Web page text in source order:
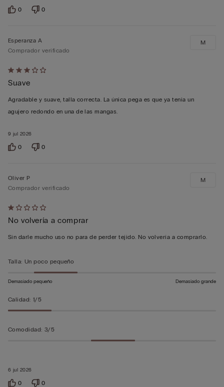
0 0
Calificación
de
3
sobre
9 jul 2026
Esperanza A
Comprador verificado
Suave
Agradable y suave, talla correcta. La única pega es que ya tenia un
agujero redondo en una de las mangas.
M
0 0
Calificación
de
1
5
6 jul 2026
Oliver P
Comprador verificado
No volvería a comprar
Sin darle mucho uso no para de perder tejido. No volvería a comprarlo.
M
Talla: Un poco pequeño
Demasiado pequeño Demasiado grande
Calidad: 1/5
Comodidad: 3/5
0 0